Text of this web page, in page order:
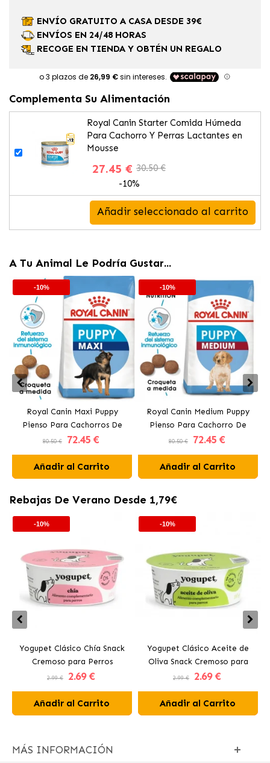
ENVÍO GRATUITO A CASA DESDE 39€
ENVÍOS EN 24/48 HORAS
RECOGE EN TIENDA Y OBTÉN UN REGALO
Complementa Su Alimentación
Royal Canin Starter Comida Húmeda
Para Cachorro Y Perras Lactantes en
Mousse
27.45 € 30.50 €
-10%
Añadir seleccionado al carrito
A Tu Animal Le Podría Gustar...
-10%
Royal Canin Maxi Puppy
Pienso Para Cachorros De
Razas Grandes
80.50 € 72.45 €
Añadir al Carrito
-10%
Royal Canin Medium Puppy
Pienso Para Cachorro De
Tamaño Mediano
80.50 € 72.45 €
Añadir al Carrito
Rebajas De Verano Desde 1,79€
-10%
Yogupet Clásico Chía Snack
Cremoso para Perros
2.99 € 2.69 €
Añadir al Carrito
-10%
Yogupet Clásico Aceite de
Oliva Snack Cremoso para
Perros
2.99 € 2.69 €
Añadir al Carrito
MÁS INFORMACIÓN